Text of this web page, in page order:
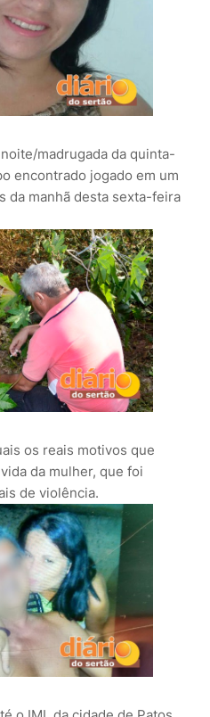
madrugada da quinta-
encontrado jogado em um
da manhã desta sexta-feira
os reais motivos que
da mulher, que foi
de violência.